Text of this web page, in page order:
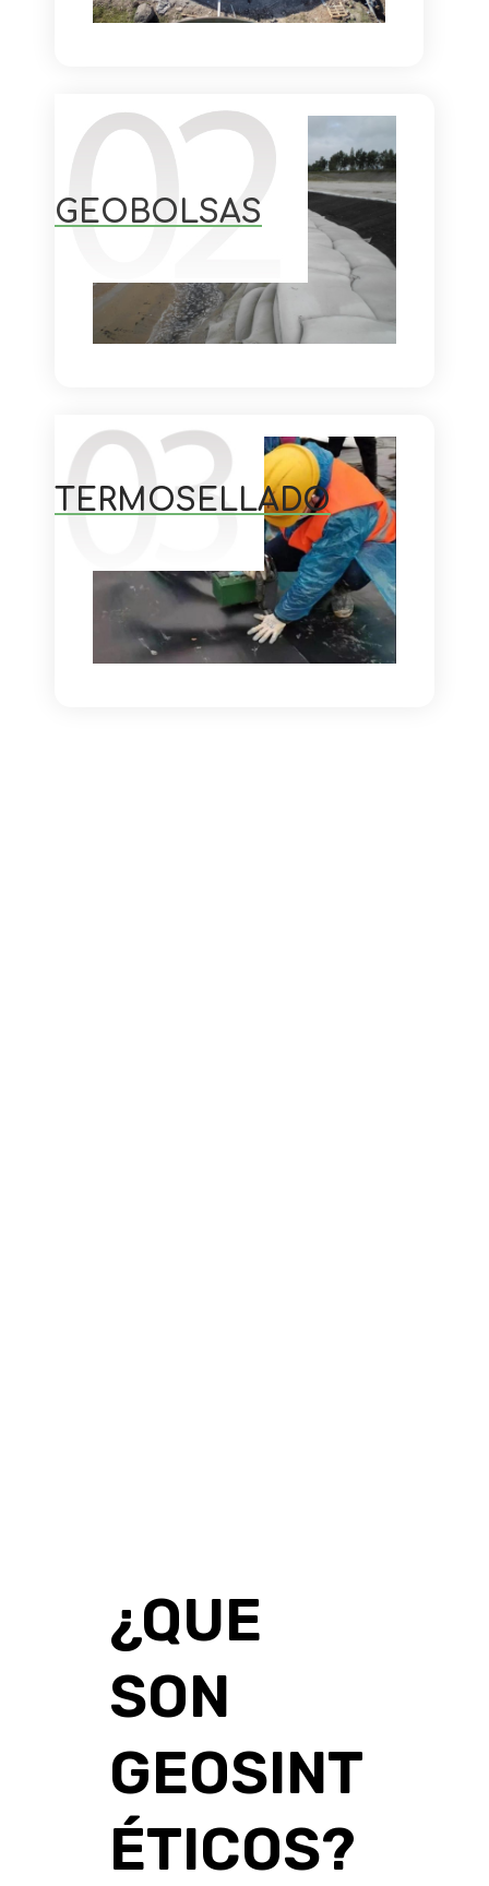
GEOBOLSAS
TERMOSELLADO
¿QUE
SON
GEOSINT
ÉTICOS?